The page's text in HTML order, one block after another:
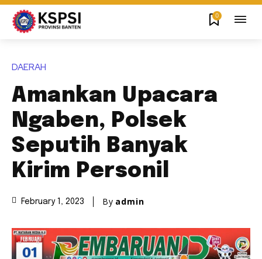
0
DAERAH
Amankan Upacara
Ngaben, Polsek
Seputih Banyak
Kirim Personil
February 1, 2023 By admin